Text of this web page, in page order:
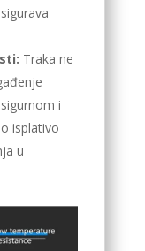
Traka ne
i
isplativo
u